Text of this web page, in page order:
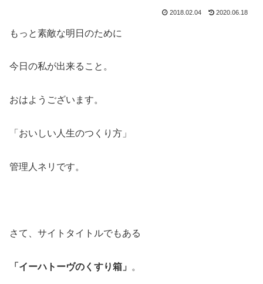
2018.02.04 2020.06.18
もっと素敵な明日のために
今日の私が出来ること。
おはようございます。
「おいしい人生のつくり方」
管理人ネリです。
さて、サイトタイトルでもある
「イーハトーヴのくすり箱」 。